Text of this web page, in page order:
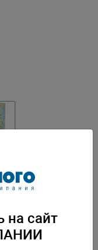
температуры от
и простой в
на сайт